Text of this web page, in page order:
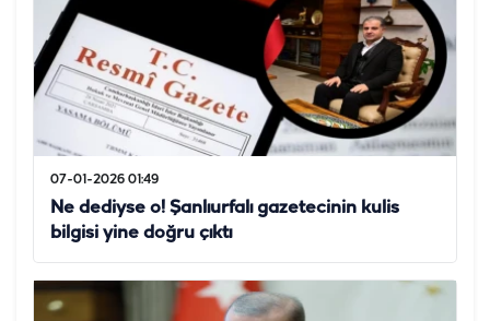
07-01-2026 01:49
Ne dediyse o! Şanlıurfalı gazetecinin kulis
bilgisi yine doğru çıktı